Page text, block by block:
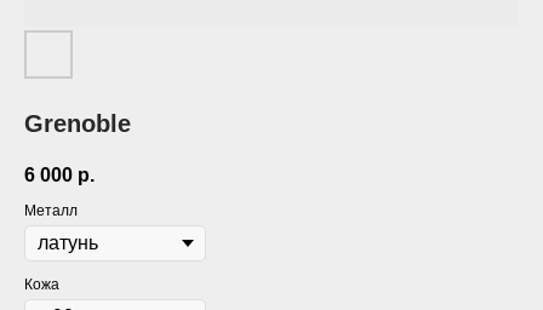
Grenoble
6 000 р.
Металл
Кожа